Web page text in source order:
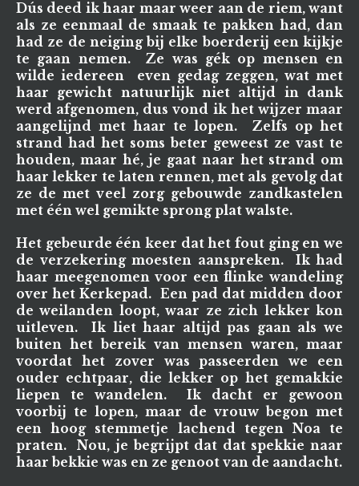
Dús deed ik haar maar weer aan de riem, want
als ze eenmaal de smaak te pakken had, dan
had ze de neiging bij elke boerderij een kijkje
te gaan nemen. Ze was gék op mensen en
wilde iedereen even gedag zeggen, wat met
haar gewicht natuurlijk niet altijd in dank
werd afgenomen, dus vond ik het wijzer maar
aangelijnd met haar te lopen. Zelfs op het
strand had het soms beter geweest ze vast te
houden, maar hé, je gaat naar het strand om
haar lekker te laten rennen, met als gevolg dat
ze de met veel zorg gebouwde zandkastelen
met één wel gemikte sprong plat walste.
Het gebeurde één keer dat het fout ging en we
de verzekering moesten aanspreken. Ik had
haar meegenomen voor een flinke wandeling
over het Kerkepad. Een pad dat midden door
de weilanden loopt, waar ze zich lekker kon
uitleven. Ik liet haar altijd pas gaan als we
buiten het bereik van mensen waren, maar
voordat het zover was passeerden we een
ouder echtpaar, die lekker op het gemakkie
liepen te wandelen. Ik dacht er gewoon
voorbij te lopen, maar de vrouw begon met
een hoog stemmetje lachend tegen Noa te
praten. Nou, je begrijpt dat dat spekkie naar
haar bekkie was en ze genoot van de aandacht.